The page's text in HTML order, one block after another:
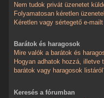
Nem tudok privát üzenetet
Folyamatosan kéretlen
Kéretlen vagy sértegető e-
Barátok és haragosok
Mire valók a barátok és
Hogyan adhatok hozzá,
barátok vagy haragosok
Keresés a fórumban